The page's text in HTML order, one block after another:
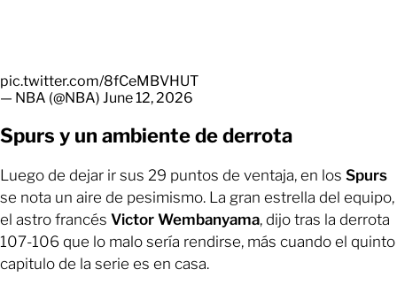
pic.twitter.com/8fCeMBVHUT
— NBA (@NBA) June 12, 2026
Spurs y un ambiente de derrota
Luego de dejar ir sus 29 puntos de ventaja, en los Spurs
se nota un aire de pesimismo. La gran estrella del equipo,
el astro francés Victor Wembanyama, dijo tras la derrota
107-106 que lo malo sería rendirse, más cuando el quinto
capitulo de la serie es en casa.